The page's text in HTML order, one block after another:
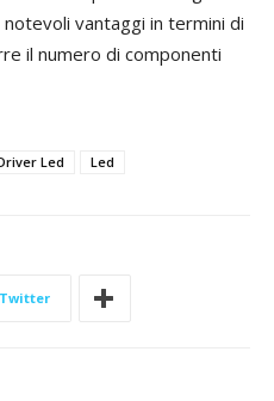
vantaggi in termini di
il numero di componenti
Led Led
Twitter